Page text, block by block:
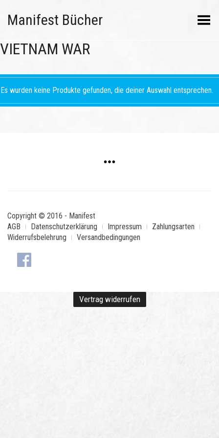
Manifest Bücher Menü umschalten
VIETNAM WAR
Es wurden keine Produkte gefunden, die deiner Auswahl entsprechen.
Copyright © 2016 - Manifest
AGB
Datenschutzerklärung Impressum
Zahlungsarten
Widerrufsbelehrung
Versandbedingungen
Vertrag widerrufen